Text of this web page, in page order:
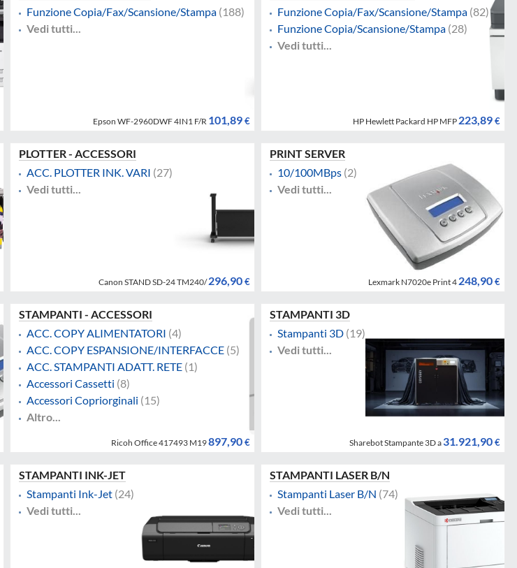
Funzione Copia/Fax/Scansione/Stampa (188)
Vedi tutti...
Epson WF-2960DWF 4IN1 F/R 101,89€
Funzione Copia/Fax/Scansione/Stampa(82)
Funzione Copia/Scansione/Stampa(28)
Vedi tutti...
HP Hewlett Packard HP MFP223,89€
PLOTTER - ACCESSORI
ACC. PLOTTER INK. VARI (27)
Vedi tutti...
Canon STAND SD-24 TM240/296,90€
PRINT SERVER
10/100MBps(2)
Vedi tutti...
Lexmark N7020e Print 4248,90€
STAMPANTI - ACCESSORI
ACC. COPY ALIMENTATORI (4)
ACC. COPY ESPANSIONE/INTERFACCE (5)
ACC. STAMPANTI ADATT. RETE (1)
Accessori Cassetti (8)
Accessori Copriorginali (15)
Altro...
Ricoh Office 417493 M19897,90€
STAMPANTI 3D
Stampanti 3D(19)
Vedi tutti...
Sharebot Stampante 3D a 31.921,90€
STAMPANTI INK-JET
Stampanti Ink-Jet (24)
Vedi tutti...
STAMPANTI LASER B/N
Stampanti Laser B/N (74)
Vedi tutti...